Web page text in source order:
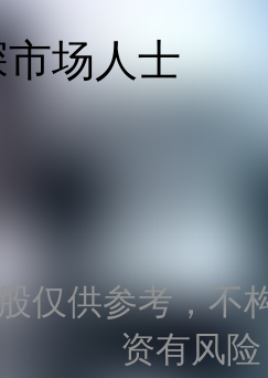
场人士
仅供参考，不
资有风